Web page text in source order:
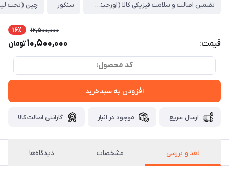
تضمین اصالت و سلامت فیزیکی کالا (اورجینال)
سنکور
چین (تحت
قیمت:
12,500,000 16٪
10,500,000تومان
کد محصول:
افزودن به سبدخرید
ارسال سریع موجود در انبار گارانتی اصالت کالا
نقد و بررسی مشخصات دیدگاه‌ها